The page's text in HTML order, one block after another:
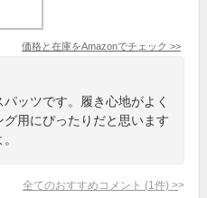
価格と在庫をAmazonでチェック >>
ッツです。履き心地がよく
グ用にぴったりだと思います
全てのおすすめコメント (1 件) >